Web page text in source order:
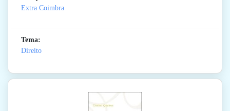
Extra Coimbra
Tema:
Direito